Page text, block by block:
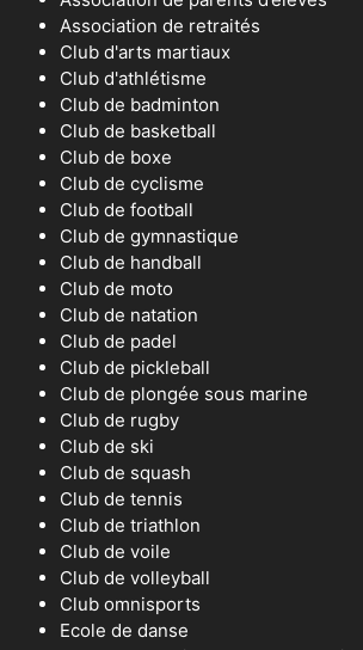
Association de retraités
Club d'arts martiaux
Club d'athlétisme
Club de badminton
Club de basketball
Club de boxe
Club de cyclisme
Club de football
Club de gymnastique
Club de handball
Club de moto
Club de natation
Club de padel
Club de pickleball
Club de plongée sous marine
Club de rugby
Club de ski
Club de squash
Club de tennis
Club de triathlon
Club de voile
Club de volleyball
Club omnisports
Ecole de danse